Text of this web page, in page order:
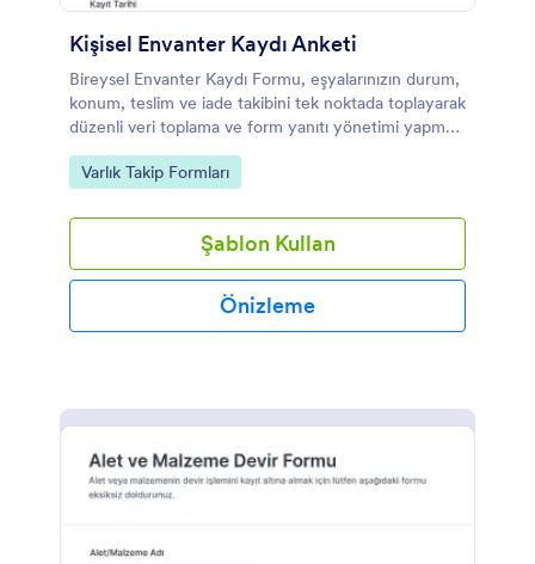
Kişisel Envanter Kaydı Anketi
Bireysel Envanter Kaydı Formu, eşyalarınızın durum,
konum, teslim ve iade takibini tek noktada toplayarak
düzenli veri toplama ve form yanıtı yönetimi yapmak
isteyen kişi ve ekipler için idealdir.
Go to Category:
Varlık Takip Formları
Şablon Kullan
Önizleme